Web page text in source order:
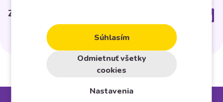
Zdielať článok
Súhlasím
Odmietnuť všetky
cookies
Nastavenia